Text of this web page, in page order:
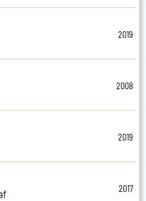
2019
2008
2019
2017